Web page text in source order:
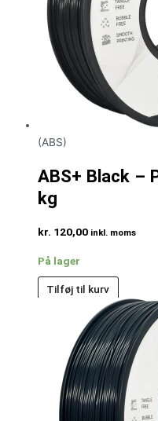
(ABS)
ABS+ Black –
kg
kr. 120,00 inkl. moms
På lager
Tilføj til kurv